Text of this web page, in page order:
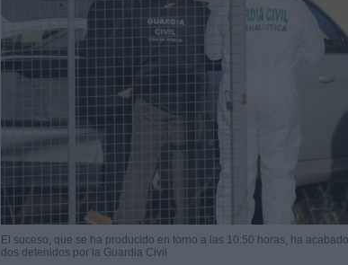
El suceso, que se ha producido en torno a las 10:50 horas, ha
dos detenidos por la Guardia Civil